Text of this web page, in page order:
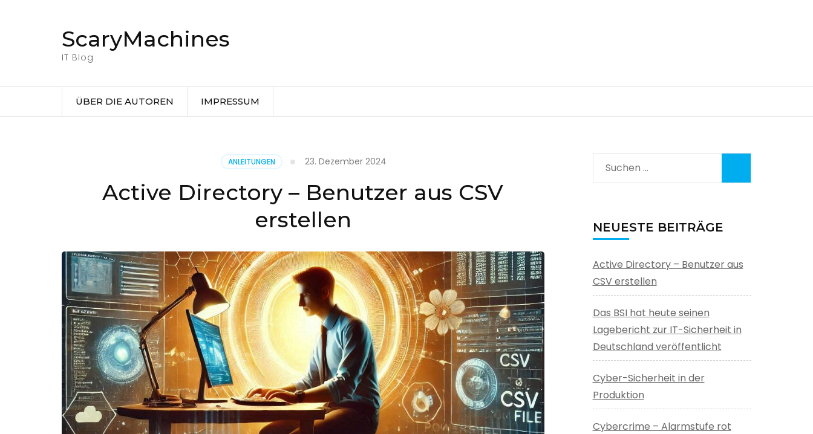
(Eingabetaste
ScaryMachines
IT Blog
ÜBER DIE AUTOREN IMPRESSUM
ANLEITUNGEN 23. Dezember 2024
Active Directory – Benutzer aus CSV
erstellen
Suchen
nach:
NEUESTE BEITRÄGE
Active Directory – Benutzer aus
CSV erstellen
Das BSI hat heute seinen
Lagebericht zur IT-Sicherheit in
Deutschland veröffentlicht
Cyber-Sicherheit in der
Produktion
Cybercrime – Alarmstufe rot